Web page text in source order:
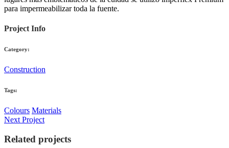
para impermeabilizar toda la fuente.
Project Info
Category:
Construction
Tags:
Colours Materials
Next Project
Related projects